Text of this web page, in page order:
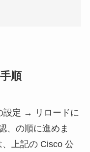
順
設定 → リロードに
、の順に進めま
上記の Cisco 公